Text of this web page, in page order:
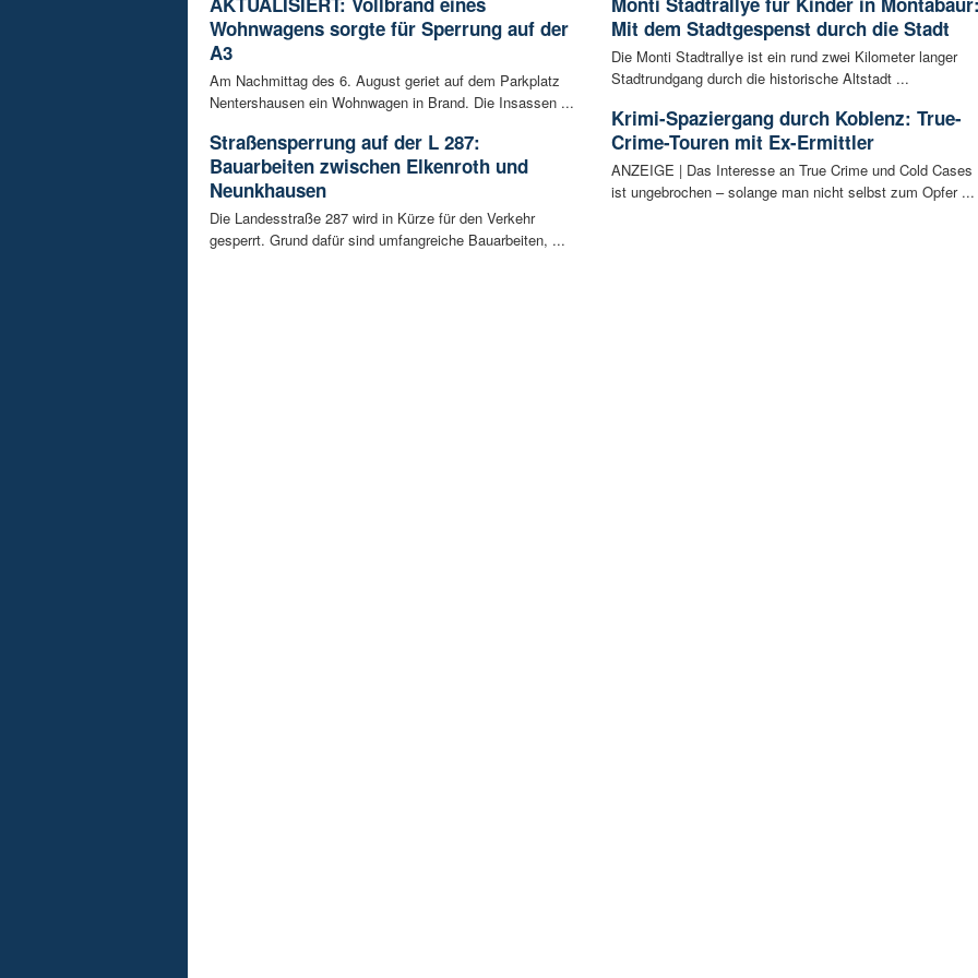
Wohnwagens sorgte für Sperrung auf der
A3
Am Nachmittag des 6. August geriet auf dem Parkplatz
Nentershausen ein Wohnwagen in Brand. Die Insassen ...
Straßensperrung auf der L 287:
Bauarbeiten zwischen Elkenroth und
Neunkhausen
Die Landesstraße 287 wird in Kürze für den Verkehr
gesperrt. Grund dafür sind umfangreiche Bauarbeiten, ...
Mit dem Stadtgespenst durch die Stadt
Die Monti Stadtrallye ist ein rund zwei Kilometer langer
Stadtrundgang durch die historische Altstadt ...
Krimi-Spaziergang durch Koblenz: True-
Crime-Touren mit Ex-Ermittler
ANZEIGE | Das Interesse an True Crime und Cold Cases
ist ungebrochen – solange man nicht selbst zum Opfer ...